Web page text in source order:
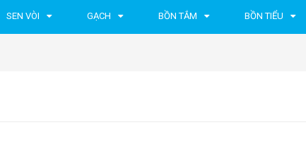
SEN VÒI GẠCH BỒN TẮM BỒN TIỂU